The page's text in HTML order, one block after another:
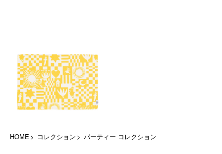
ムーミン キッチン テーブルマ
ット パーティー イエロー
￥2,200 (税込)
HOME コレクション パーティー コレクション